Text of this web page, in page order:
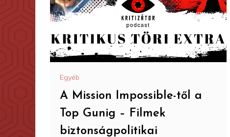
Egyéb
A Mission Impossible-től a
Top Gunig – Filmek
biztonságpolitikai